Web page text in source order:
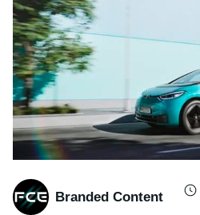
Branded Content